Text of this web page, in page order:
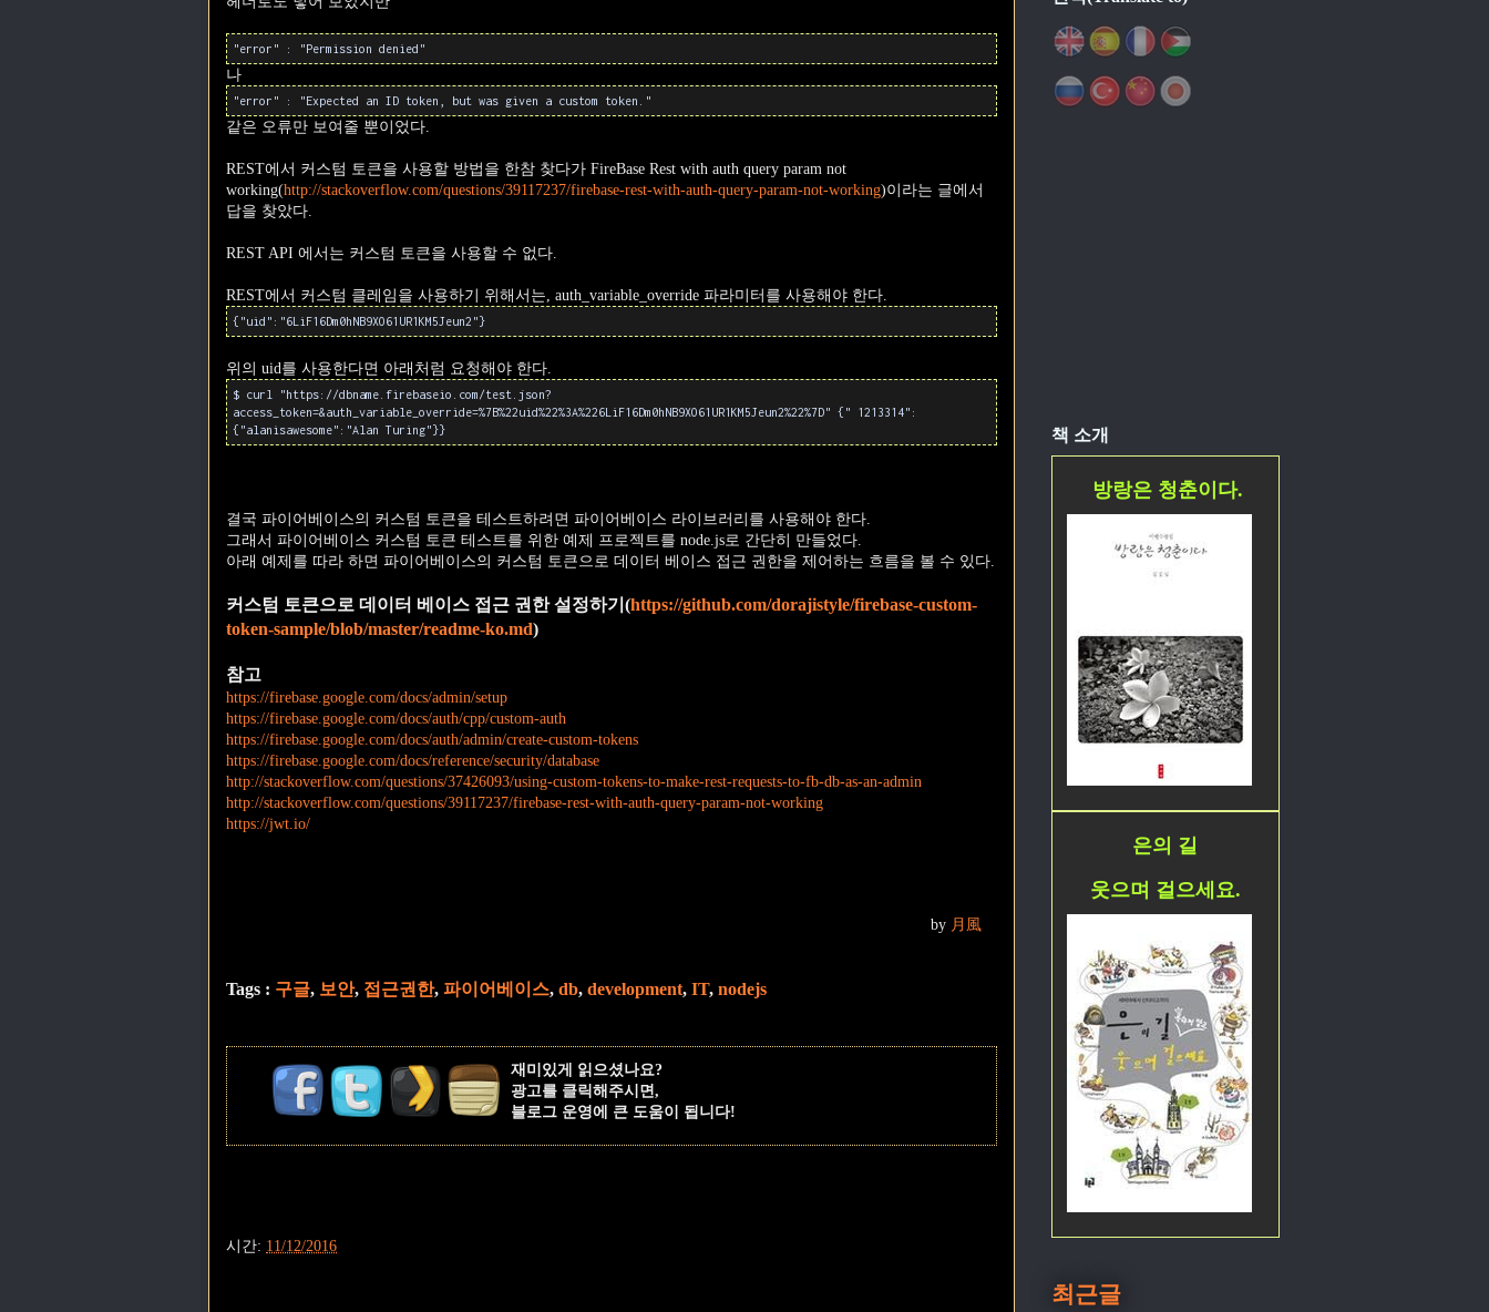
"error" : "Permission denied"
나
"error" : "Expected an ID token, but was given a custom token."
같은 오류만 보여줄 뿐이었다.
REST에서 커스텀 토큰을 사용할 방법을 한참 찾다가 FireBase Rest with auth query param not
working(http://stackoverflow.com/questions/39117237/firebase-rest-with-auth-query-param-not-working)이라는 글에서
답을 찾았다.
REST API 에서는 커스텀 토큰을 사용할 수 없다.
REST에서 커스텀 클레임을 사용하기 위해서는, auth_variable_override 파라미터를 사용해야 한다.
{"uid":"6LiF16Dm0hNB9XO61UR1KM5Jeun2"}
위의 uid를 사용한다면 아래처럼 요청해야 한다.
$ curl "https://dbname.firebaseio.com/test.json?
access_token=&auth_variable_override=%7B%22uid%22%3A%226LiF16Dm0hNB9XO61UR1KM5Jeun2%22%7D" {" 1213314":
{"alanisawesome":"Alan Turing"}}
결국 파이어베이스의 커스텀 토큰을 테스트하려면 파이어베이스 라이브러리를 사용해야 한다.
그래서 파이어베이스 커스텀 토큰 테스트를 위한 예제 프로젝트를 node.js로 간단히 만들었다.
아래 예제를 따라 하면 파이어베이스의 커스텀 토큰으로 데이터 베이스 접근 권한을 제어하는 흐름을 볼 수 있다.
커스텀 토큰으로 데이터 베이스 접근 권한 설정하기(https://github.com/dorajistyle/firebase-custom-
token-sample/blob/master/readme-ko.md)
참고
https://firebase.google.com/docs/admin/setup
https://firebase.google.com/docs/auth/cpp/custom-auth
https://firebase.google.com/docs/auth/admin/create-custom-tokens
https://firebase.google.com/docs/reference/security/database
http://stackoverflow.com/questions/37426093/using-custom-tokens-to-make-rest-requests-to-fb-db-as-an-admin
http://stackoverflow.com/questions/39117237/firebase-rest-with-auth-query-param-not-working
https://jwt.io/
by 月風
Tags : 구글, 보안, 접근권한, 파이어베이스, db, development, IT, nodejs
재미있게 읽으셨나요?
광고를 클릭해주시면,
블로그 운영에 큰 도움이 됩니다!
시간: 11/12/2016
책 소개
방랑은 청춘이다.
은의 길
웃으며 걸으세요.
최근글